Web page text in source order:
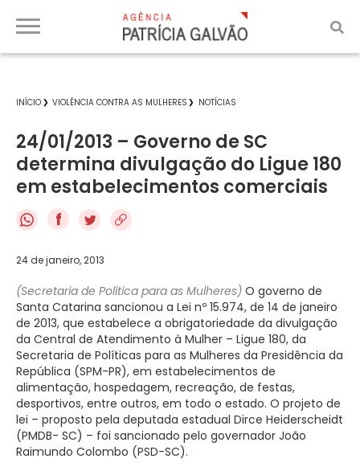
INÍCIO VIOLÊNCIA CONTRA AS MULHERES NOTÍCIAS
24/01/2013 – Governo de SC
determina divulgação do Ligue 180
em estabelecimentos comerciais
f
24 de janeiro, 2013
(Secretaria de Política para as Mulheres) O governo de
Santa Catarina sancionou a Lei nº 15.974, de 14 de janeiro
de 2013, que estabelece a obrigatoriedade da divulgação
da Central de Atendimento à Mulher – Ligue 180, da
Secretaria de Políticas para as Mulheres da Presidência da
República (SPM-PR), em estabelecimentos de
alimentação, hospedagem, recreação, de festas,
desportivos, entre outros, em todo o estado. O projeto de
lei – proposto pela deputada estadual Dirce Heiderscheidt
(PMDB- SC) – foi sancionado pelo governador João
Raimundo Colombo (PSD-SC).